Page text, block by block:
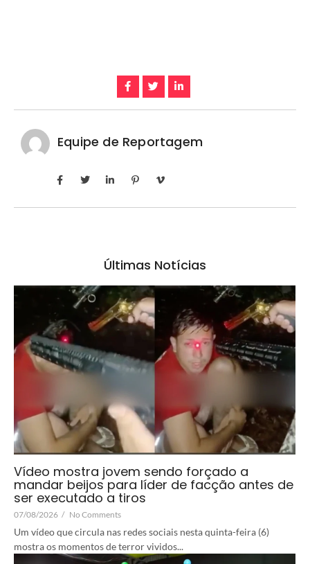
Equipe de Reportagem
Últimas Notícias
Vídeo mostra jovem sendo forçado a
mandar beijos para líder de facção antes de
ser executado a tiros
07/08/2026 / No Comments
Um vídeo que circula nas redes sociais nesta quinta-feira (6)
mostra os momentos de terror vividos...